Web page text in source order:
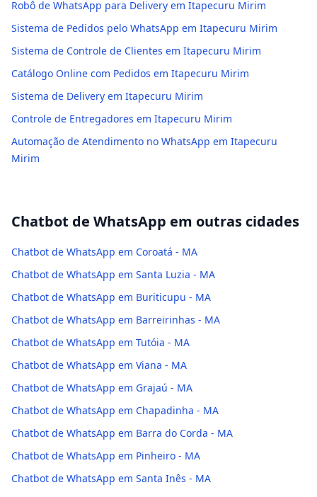
Robô de WhatsApp para Delivery em Itapecuru Mirim
Sistema de Pedidos pelo WhatsApp em Itapecuru Mirim
Sistema de Controle de Clientes em Itapecuru Mirim
Catálogo Online com Pedidos em Itapecuru Mirim
Sistema de Delivery em Itapecuru Mirim
Controle de Entregadores em Itapecuru Mirim
Automação de Atendimento no WhatsApp em Itapecuru
Mirim
Chatbot de WhatsApp em outras cidades
Chatbot de WhatsApp em Coroatá - MA
Chatbot de WhatsApp em Santa Luzia - MA
Chatbot de WhatsApp em Buriticupu - MA
Chatbot de WhatsApp em Barreirinhas - MA
Chatbot de WhatsApp em Tutóia - MA
Chatbot de WhatsApp em Viana - MA
Chatbot de WhatsApp em Grajaú - MA
Chatbot de WhatsApp em Chapadinha - MA
Chatbot de WhatsApp em Barra do Corda - MA
Chatbot de WhatsApp em Pinheiro - MA
Chatbot de WhatsApp em Santa Inês - MA